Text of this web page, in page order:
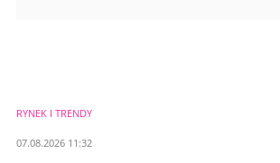
RYNEK I TRENDY
07.08.2026 11:32